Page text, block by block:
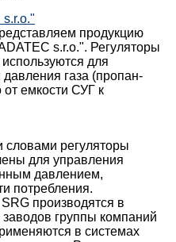
продукцию
s.r.o.". Регуляторы
для
газа (пропан-
емкости СУГ к
регуляторы
для управления
давлением,
потребления.
производятся в
группы компаний
в системах